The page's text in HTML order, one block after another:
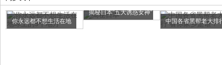
你永远都不想生活在地
揭秘日本"五大诱惑女神"
中国各省黑帮老大排